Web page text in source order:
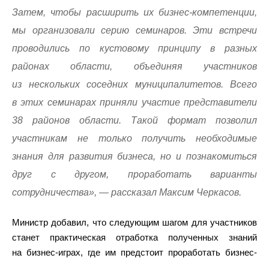
Затем, чтобы расширить их бизнес-компетенции,
мы организовали серию семинаров. Эти встречи
проводились по кустовому принципу в разных
районах области, объединяя участников
из нескольких соседних муниципалитетов. Всего
в этих семинарах приняли участие представители
38 районов области. Такой формат позволил
участникам не только получить необходимые
знания для развития бизнеса, но и познакомиться
друг с другом, проработать варианты
сотрудничества», — рассказал Максим Черкасов.
Министр добавил, что следующим шагом для участников
станет практическая отработка полученных знаний
на бизнес-играх, где им предстоит проработать бизнес-